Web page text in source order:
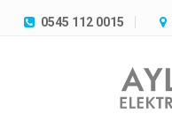
0545 112 0015
TÜM